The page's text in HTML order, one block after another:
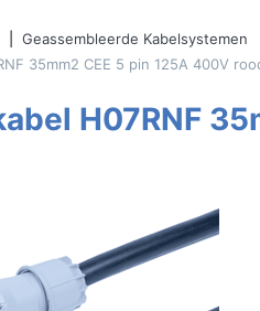
Geassembleerde Kabelsystemen
35mm2 CEE 5 pin 125A 400V
H07RNF